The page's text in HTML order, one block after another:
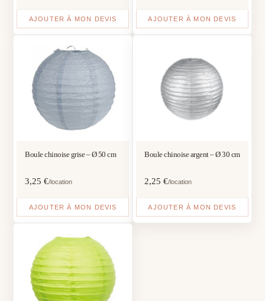
AJOUTER À MON DEVIS AJOUTER À MON DEVIS
Boule chinoise grise – Ø 50 cm
3,25€/location
AJOUTER À MON DEVIS
Boule chinoise argent – Ø 30 cm
2,25 €/location
AJOUTER À MON DEVIS